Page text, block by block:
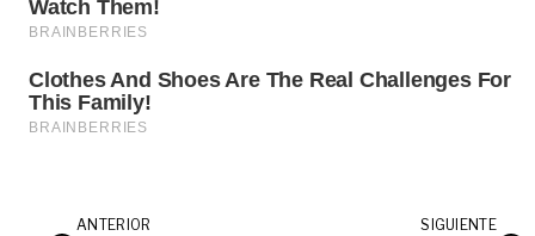
ANTERIOR SIGUIENTE